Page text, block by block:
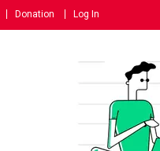
Donation Log In